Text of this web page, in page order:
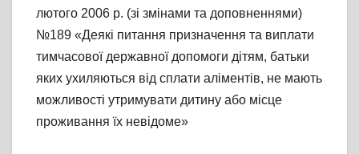
лютого 2006 р. (зі змінами та доповненнями)
№189 «Деякі питання призначення та виплати
тимчасової державної допомоги дітям, батьки
яких ухиляються від сплати аліментів, не мають
можливості утримувати дитину або місце
проживання їх невідоме»